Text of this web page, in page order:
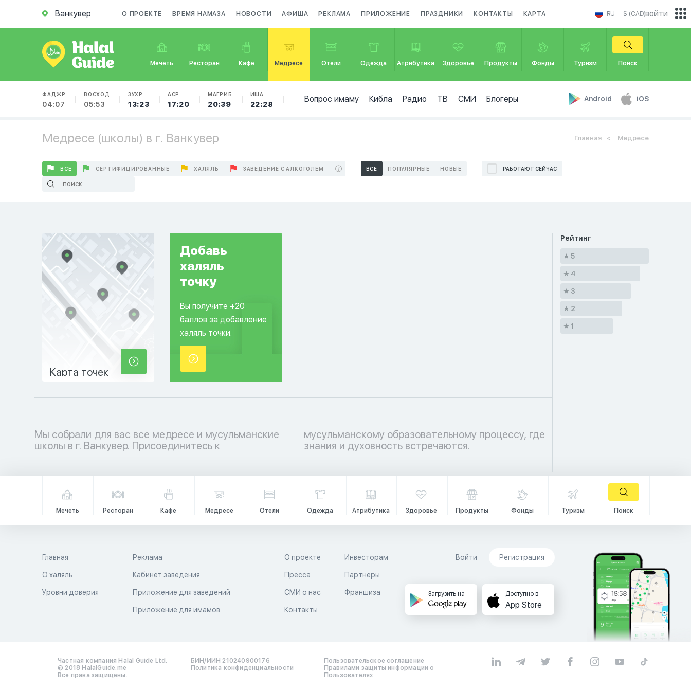
Ванкувер О ПРОЕКТЕ ВРЕМЯ НАМАЗА НОВОСТИ АФИША РЕКЛАМА ПРИЛОЖЕНИЕ ПРАЗДНИКИ КОНТАКТЫ КАРТА RU $ (CAD)
Мечеть Ресторан Кафе Медресе Отели Одежда Атрибутика Здоровье Продукты Фонды Туризм Поиск
ФАДЖР
04:07
ВОСХОД
05:53
ЗУХР
13:23
АСР
17:20
МАГРИБ
20:39
ИША
22:28
Вопрос имаму Кибла Радио ТВ СМИ Блогеры Android iOS
войти
Медресе (школы) в г. Ванкувер Главная Медресе
ВСЕ СЕРТИФИЦИРОВАННЫЕ ХАЛЯЛЬ ЗАВЕДЕНИЕ С АЛКОГОЛЕМ ВСЕ ПОПУЛЯРНЫЕ НОВЫЕ РАБОТАЮТ СЕЙЧАС
Карта точек
Добавь
халяль
точку
Вы получите +20
баллов за добавление
халяль точки.
Мы собрали для вас все медресе и мусульманские
школы в г. Ванкувер. Присоединитесь к
мусульманскому образовательному процессу, где
знания и духовность встречаются.
Рейтинг
5
4
3
2
1
Мечеть Ресторан Кафе Медресе Отели Одежда Атрибутика Здоровье Продукты Фонды Туризм Поиск
Главная
О халяль
Уровни доверия
Реклама
Кабинет заведения
Приложение для заведений
Приложение для имамов
О проекте
Пресса
СМИ о нас
Контакты
Инвесторам
Партнеры
Франшиза
Войти Регистрация
Загрузить на Доступно в
App Store
Частная компания Halal Guide Ltd.
© 2018 HalalGuide.me
Все права защищены.
БИН/ИИН 210240900176
Политика конфиденциальности
Пользовательское соглашение
Правилами защиты информации о
Пользователях